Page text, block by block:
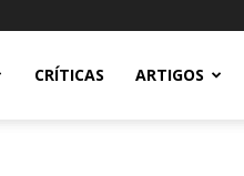
CRÍTICAS ARTIGOS